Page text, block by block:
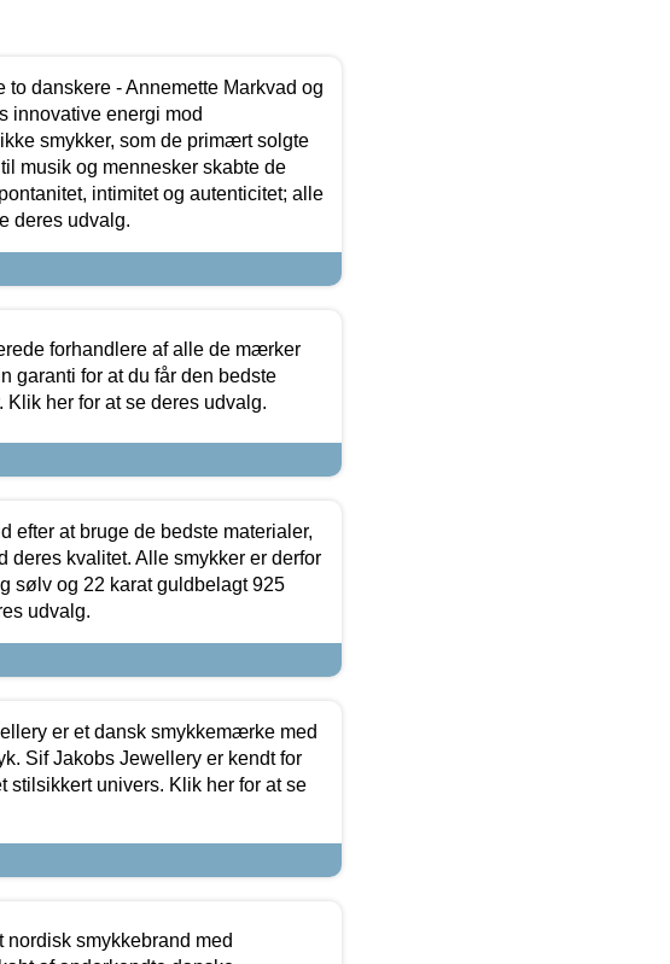
danskere - Annemette Markvad og
innovative energi mod
smykker, som de primært solgte
musik og mennesker skabte de
intimitet og autenticitet; alle
deres udvalg.
forhandlere af alle de mærker
garanti for at du får den bedste
her for at se deres udvalg.
efter at bruge de bedste materialer,
deres kvalitet. Alle smykker er derfor
sølv og 22 karat guldbelagt 925
udvalg.
er et dansk smykkemærke med
Sif Jakobs Jewellery er kendt for
stilsikkert univers. Klik her for at se
smykkebrand med